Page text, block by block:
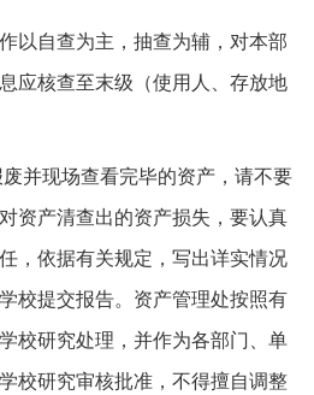
以自查为主，抽查为辅，对本部
应核查至末级（使用人、存放地
并现场查看完毕的资产，请不要
资产清查出的资产损失，要认真
，依据有关规定，写出详实情况
校提交报告。资产管理处按照有
校研究处理，并作为各部门、单
校研究审核批准，不得擅自调整